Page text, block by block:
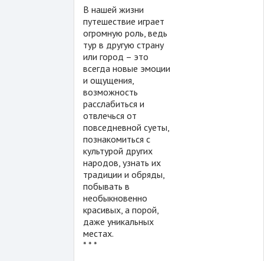
В нашей жизни
путешествие играет
огромную роль, ведь
тур в другую страну
или город – это
всегда новые эмоции
и ощущения,
возможность
расслабиться и
отвлечься от
повседневной суеты,
познакомиться с
культурой других
народов, узнать их
традиции и обряды,
побывать в
необыкновенно
красивых, а порой,
даже уникальных
местах.
* * *